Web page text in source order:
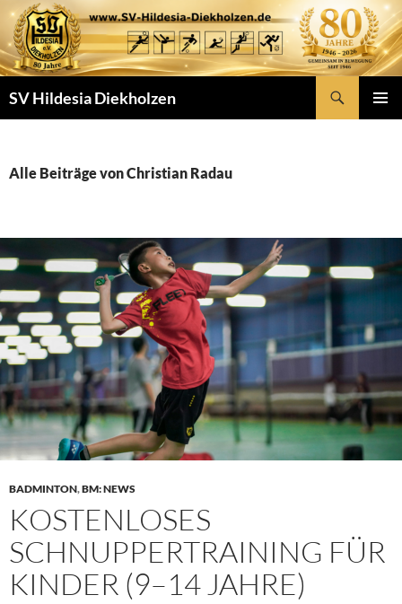
Zum
Inhalt
springen
SV Hildesia Diekholzen
Alle Beiträge von Christian Radau
BADMINTON,BM: NEWS
KOSTENLOSES
SCHNUPPERTRAINING FÜR
KINDER (9–14 JAHRE)